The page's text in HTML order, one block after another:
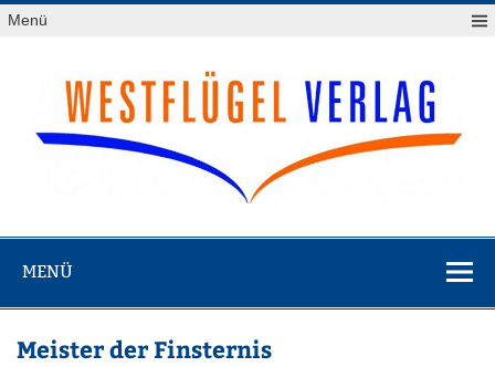
Zum
Inhalt
Menü
Verlag
MENÜ
Meister der Finsternis